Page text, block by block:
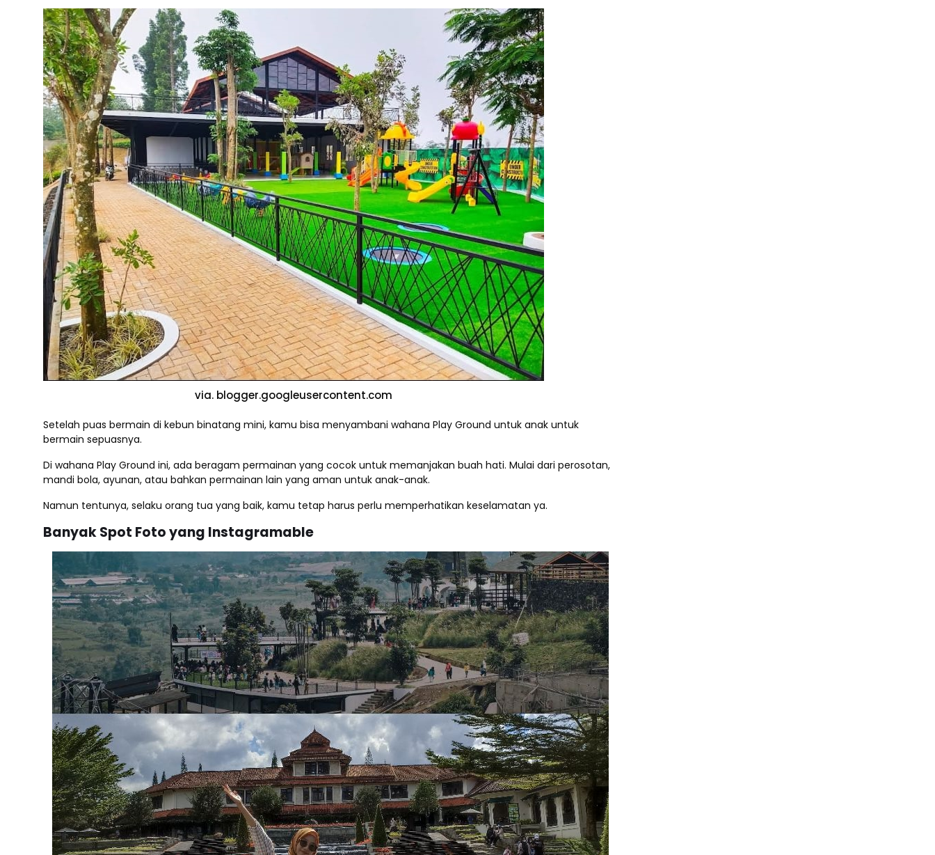
via. blogger.googleusercontent.com
Setelah puas bermain di kebun binatang mini, kamu bisa menyambani wahana Play Ground untuk anak untuk
bermain sepuasnya.
Di wahana Play Ground ini, ada beragam permainan yang cocok untuk memanjakan buah hati. Mulai dari perosotan,
mandi bola, ayunan, atau bahkan permainan lain yang aman untuk anak-anak.
Namun tentunya, selaku orang tua yang baik, kamu tetap harus perlu memperhatikan keselamatan ya.
Banyak Spot Foto yang Instagramable